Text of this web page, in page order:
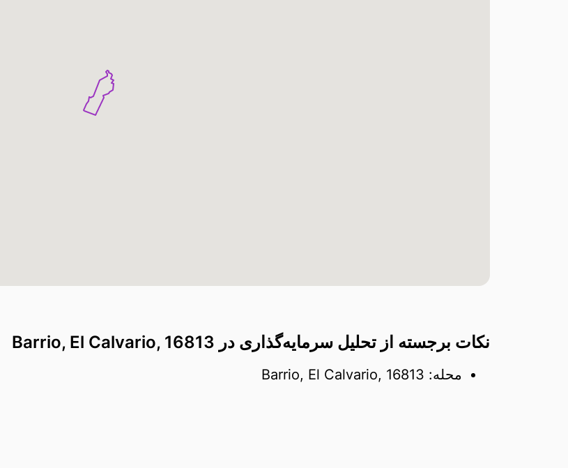
نکات برجسته از تحلیل سرمایه‌گذاری در Barrio, El Calvario, 16813
محله: Barrio, El Calvario, 16813